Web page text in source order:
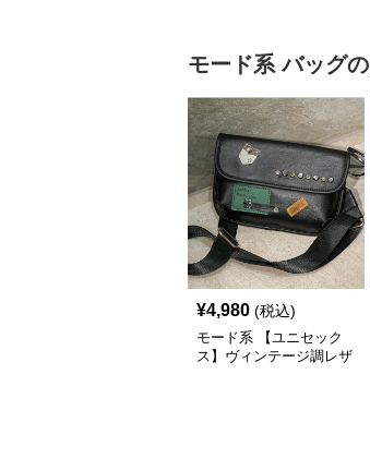
モード系 バッグ
¥4,980 (税込)
モード系 【ユニセック
ス】ヴィンテージ調レザ